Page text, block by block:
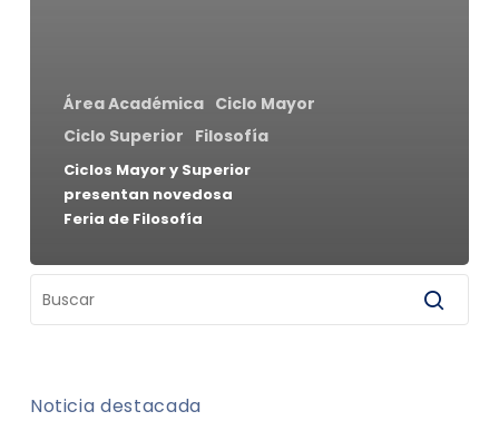
Área Académica Ciclo Mayor
Ciclo Superior Filosofía
Ciclos Mayor y Superior
presentan novedosa
Feria de Filosofía
Noticia destacada